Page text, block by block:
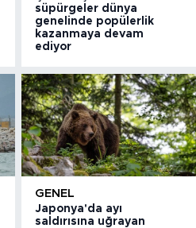
süpürgeler dünya
genelinde popülerlik
kazanmaya devam
ediyor
GENEL
Japonya'da ayı
saldırısına uğrayan